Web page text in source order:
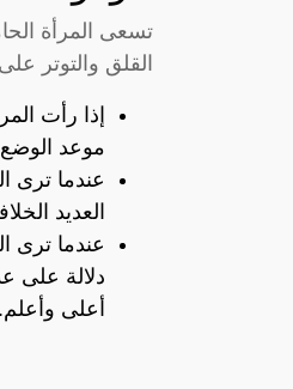
تسعى المرأة
القلق والتوتر
إذا رأت
موعد
عندما ترى
العديد
عندما ترى
دلالة على
أعلى وأعلم.